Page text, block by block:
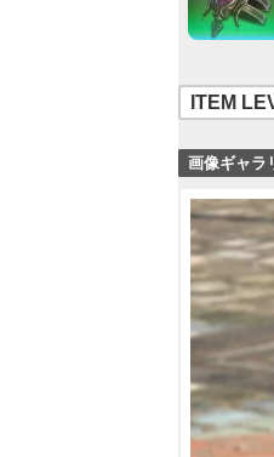
ITEM
画像ギャラ